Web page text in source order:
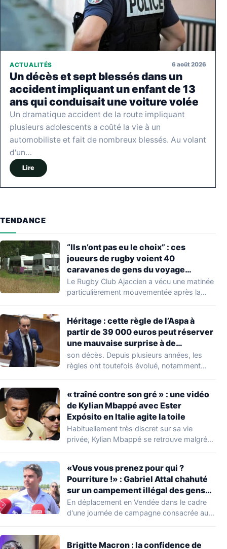
ACTUALITÉS 6 août 2026
Un décès et sept blessés dans un
accident impliquant un enfant de 13
ans qui conduisait une voiture volée
Un dramatique accident de la route impliquant
plusieurs adolescents a coûté la vie à un
automobiliste et fait de nombreux blessés. Au volant
d'un…
Lire
TENDANCE
“Ils n’ont pas eu le choix” : ces
joueurs de rugby voient 40
caravanes de gens du voyage
s’installer dans leur stade, ils les
délogent en moins d’1 heure
Le Rugby Club Ajaccien a vécu une matinée
particulièrement mouvementée après la
Héritage : cette règle de l’Aspa à
partir de 39 000 euros peut réserver
une mauvaise surprise à de
nombreuses familles
son décès. Depuis plusieurs années, les
règles ont toutefois évolué, notamment
« traîné contre son gré » : une vidéo
de Kylian Mbappé avec Ester
Expósito en Italie agite la toile
Habituellement très discret sur sa vie
privée, Kylian Mbappé se retrouve malgré
«Vous vous prenez pour qui ?
Pourriture !» : Gabriel Attal chahuté
sur un campement illégal des gens
du voyage
En déplacement en Vendée dans le cadre
d'une journée de campagne consacrée aux
Brigitte Macron : la confidence de